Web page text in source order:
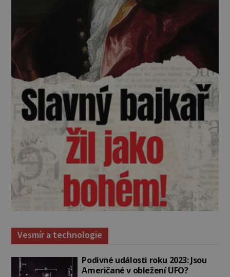
Vesmír a technologie
Podivné události roku 2023: Jsou
Američané v obležení UFO?